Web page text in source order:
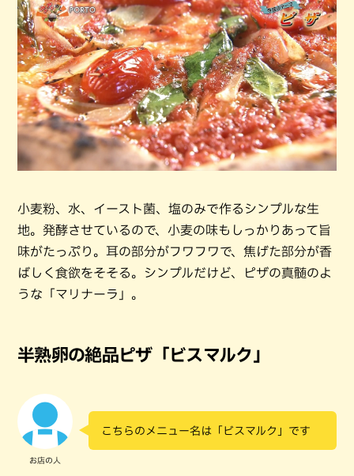
小麦粉、水、イースト菌、塩のみで作るシンプルな生
地。発酵させているので、小麦の味もしっかりあって旨
味がたっぷり。耳の部分がフワフワで、焦げた部分が香
ばしく食欲をそそる。シンプルだけど、ピザの真髄のよ
うな「マリナーラ」。
半熟卵の絶品ピザ「ビスマルク」
お店の人
こちらのメニュー名は「ビスマルク」です